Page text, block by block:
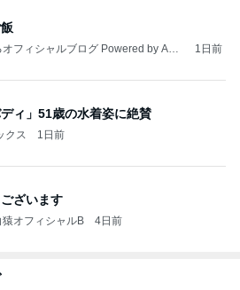
フィシャルブログ Powered by Ame
1日前
ディ」51歳の水着姿に絶賛
クス 1日前
ざいます
オフィシャルB 4日前